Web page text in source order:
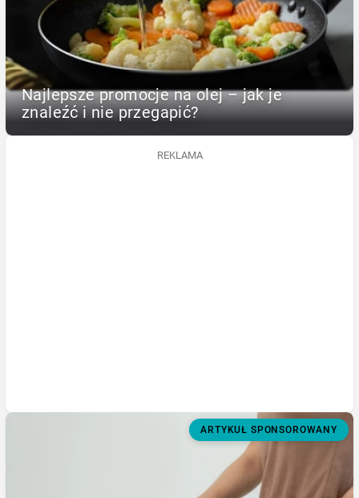
Najlepsze promocje na olej – jak je
znaleźć i nie przegapić?
REKLAMA
ARTYKUŁ SPONSOROWANY